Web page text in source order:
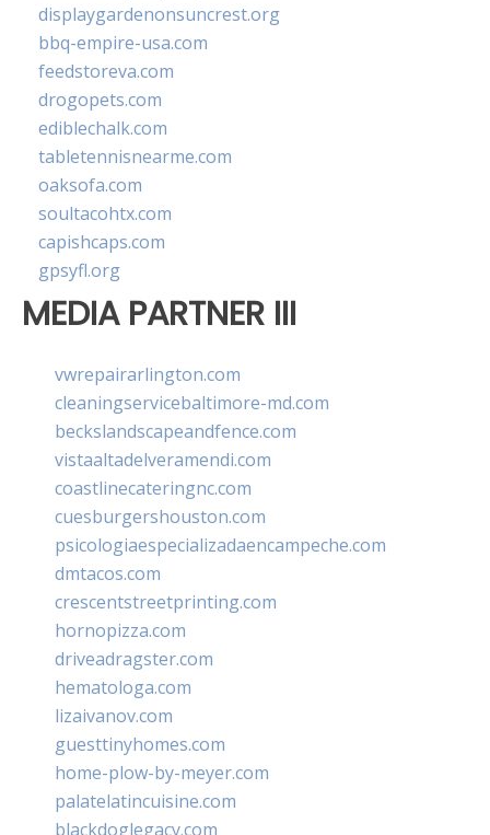
displaygardenonsuncrest.org
bbq-empire-usa.com
feedstoreva.com
drogopets.com
ediblechalk.com
tabletennisnearme.com
oaksofa.com
soultacohtx.com
capishcaps.com
gpsyfl.org
MEDIA PARTNER III
vwrepairarlington.com
cleaningservicebaltimore-md.com
beckslandscapeandfence.com
vistaaltadelveramendi.com
coastlinecateringnc.com
cuesburgershouston.com
psicologiaespecializadaencampeche.com
dmtacos.com
crescentstreetprinting.com
hornopizza.com
driveadragster.com
hematologa.com
lizaivanov.com
guesttinyhomes.com
home-plow-by-meyer.com
palatelatincuisine.com
blackdoglegacy.com